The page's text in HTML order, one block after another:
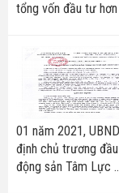
tổng vốn đầu tư
01 năm 2021,
định chủ trương
động sản Tâm Lực